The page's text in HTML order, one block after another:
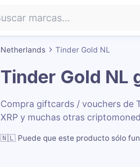
Netherlands Tinder Gold NL
Tinder Gold NL
Compra giftcards / vouchers de
XRP y muchas otras
🇳🇱 Puede que este producto sólo